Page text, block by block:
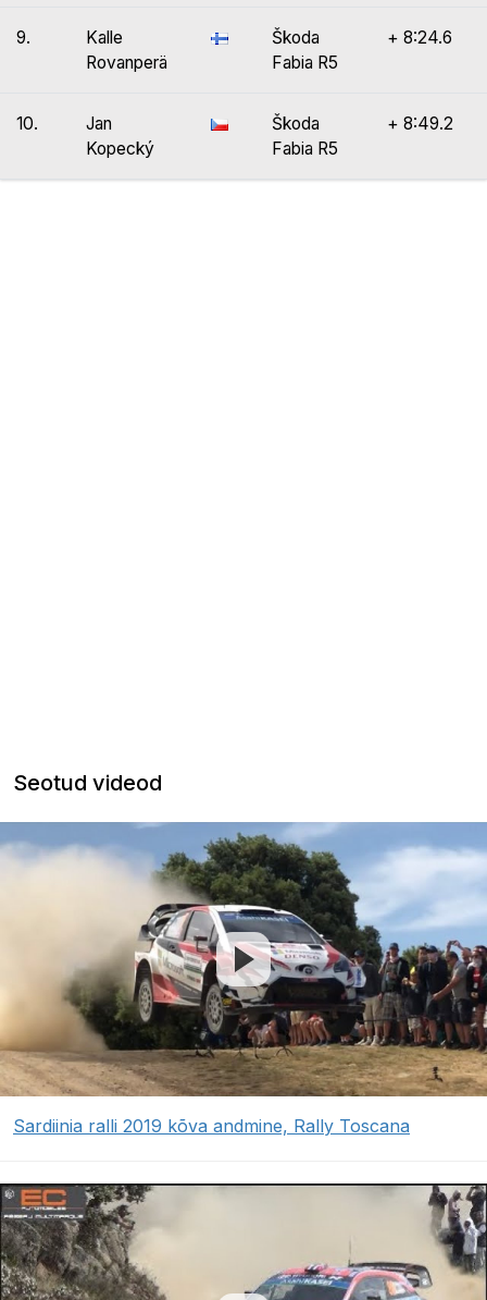
9.
Kalle
Rovanperä
Škoda
Fabia R5
+ 8:24.6
10.
Jan
Kopecký
Škoda
Fabia R5
+ 8:49.2
Seotud videod
Sardiinia ralli 2019 kõva andmine, Rally Toscana